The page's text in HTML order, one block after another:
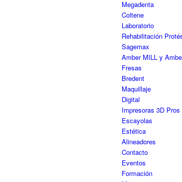
Megadenta
Coltene
Laboratorio
Rehabilitación
Sagemax
Amber MILL y
Fresas
Bredent
Maquillaje
Digital
Impresoras 3D Pros
Escayolas
Estética
Alineadores
Contacto
Eventos
Formación